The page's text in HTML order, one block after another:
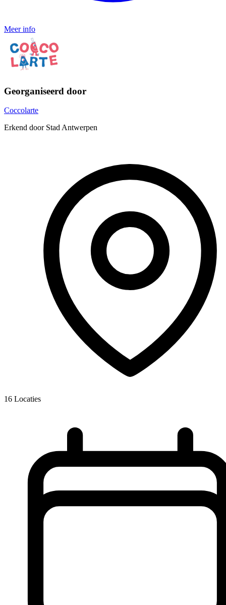
Meer info
Georganiseerd door
Coccolarte
Erkend door Stad Antwerpen
16 Locaties